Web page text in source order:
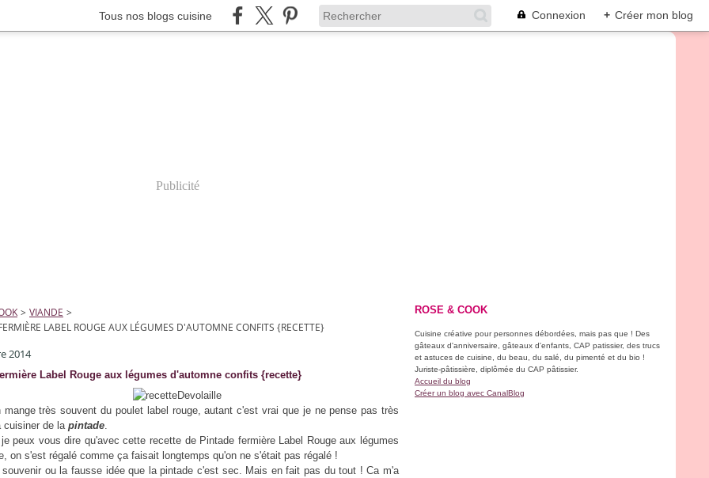
Tous nos blogs cuisine Connexion + Créer mon blog
Publicité
> VIANDE >
LABEL ROUGE AUX LÉGUMES D'AUTOMNE CONFITS {RECETTE}
2014
Label Rouge aux légumes d'automne confits {recette}
mange très souvent du poulet label rouge, autant c'est vrai que je ne pense pas très
cuisiner de la pintade.
peux vous dire qu'avec cette recette de Pintade fermière Label Rouge aux légumes
on s'est régalé comme ça faisait longtemps qu'on ne s'était pas régalé !
ou la fausse idée que la pintade c'est sec. Mais en fait pas du tout ! Ca m'a
ROSE & COOK
Cuisine créative pour personnes débordées, mais pas que ! Des
gâteaux d'anniversaire, gâteaux d'enfants, CAP patissier, des trucs
et astuces de cuisine, du beau, du salé, du pimenté et du bio !
Juriste-pâtissière, diplômée du CAP pâtissier.
Accueil du blog
Créer un blog avec CanalBlog